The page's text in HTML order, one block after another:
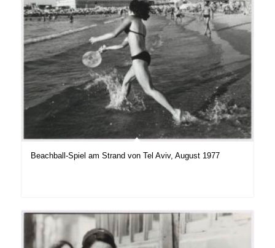
Beachball-Spiel am Strand von Tel Aviv, August 1977